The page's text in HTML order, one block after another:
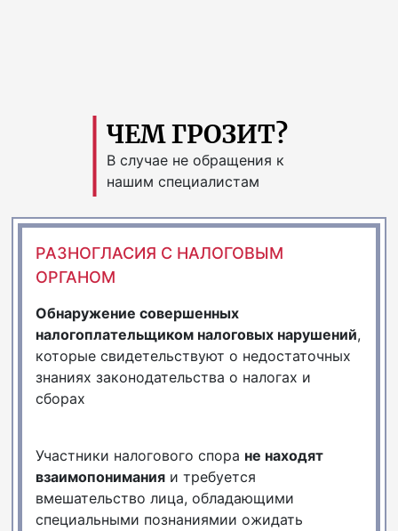
ЧЕМ ГРОЗИТ?
В случае не обращения к
нашим специалистам
РАЗНОГЛАСИЯ С НАЛОГОВЫМ
ОРГАНОМ
Обнаружение совершенных
налогоплательщиком налоговых нарушений,
которые свидетельствуют о недостаточных
знаниях законодательства о налогах и
сборах
Участники налогового спора не находят
взаимопонимания и требуется
вмешательство лица, обладающими
специальными познаниямии ожидать